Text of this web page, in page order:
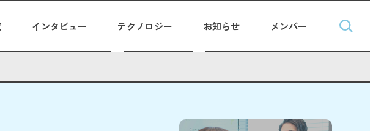
インタビュー テクノロジー お知らせ メンバー